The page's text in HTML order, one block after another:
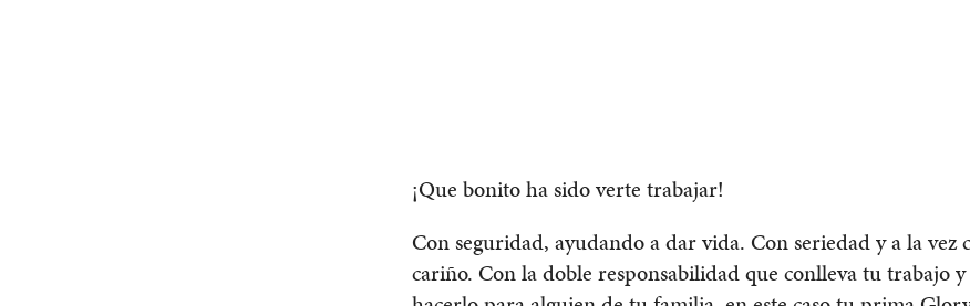
¡Que bonito ha sido verte trabajar!
Con seguridad, ayudando a dar vida. Con seriedad y a la vez
cariño. Con la doble responsabilidad que conlleva tu trabajo y